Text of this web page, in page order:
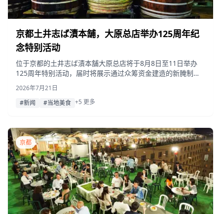
京都土井志ば漬本舗，大原总店举办125周年纪
念特别活动
位于京都的土井志ば漬本舗大原总店将于8月8日至11日举办
125周年特别活动，届时将展示通过众筹资金建造的新腌制
桶，并提供稀有的未杀菌志ば漬（柴渍）、限时特色美食及互
动体验项目。
2026年7月21日
#新闻
#当地美食 +5 更多
京都